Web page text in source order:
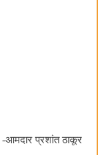
-आमदार प्रशांत ठाकूर